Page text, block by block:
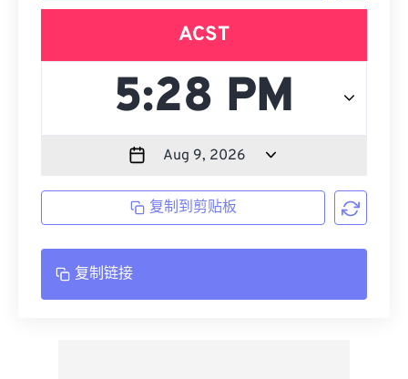
ACST
复制到剪贴板
复制链接